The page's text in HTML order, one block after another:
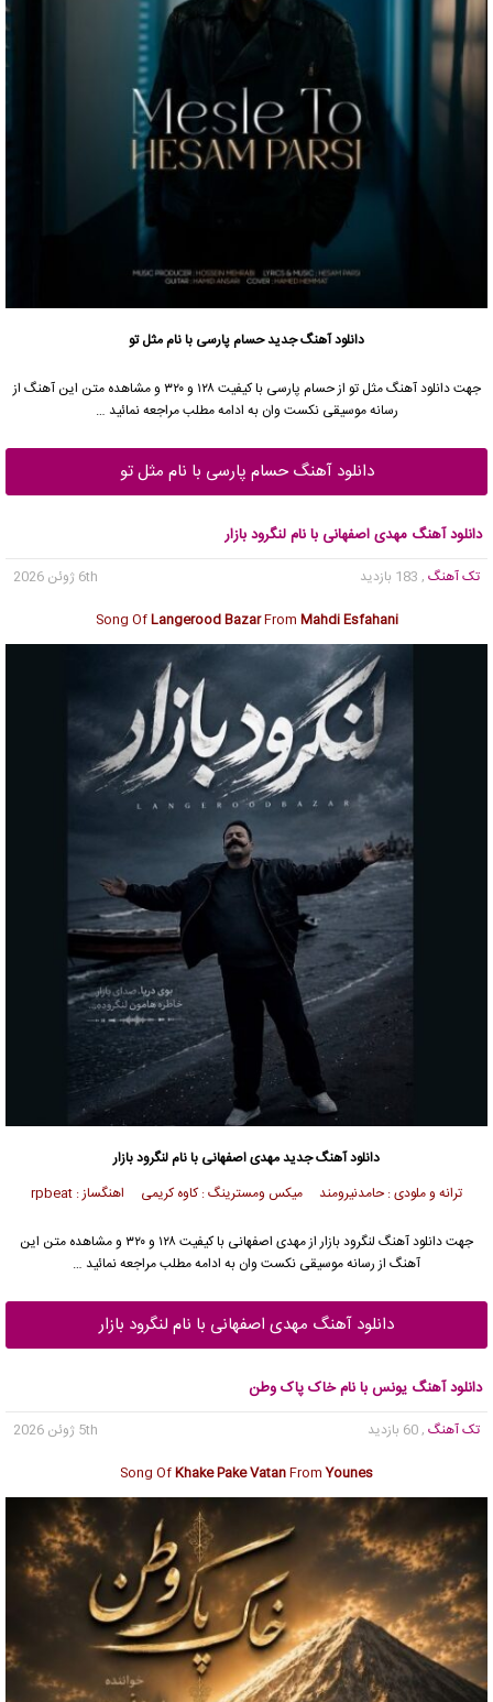
دانلود آهنگ جدیدحسام پارسی با نام مثل تو
جهت دانلود آهنگ مثل تو از حسام پارسی با کیفیت ۱۲۸ و ۳۲۰ و مشاهده متن این آهنگ از
رسانه موسیقی نکست وان به ادامه مطلب مراجعه نمائید …
دانلود آهنگ حسام پارسی با نام مثل تو
دانلود آهنگ مهدی اصفهانی با نام لنگرود بازار
تک آهنگ , 183 بازدید
6th ژوئن 2026
Song OfLangerood BazarFrom Mahdi Esfahani
دانلود آهنگ جدیدمهدی اصفهانی با نام لنگرود بازار
ترانه و ملودی : حامدنیرومند میکس ومسترینگ : کاوه کریمی اهنگساز : rpbeat
جهت دانلود آهنگ لنگرود بازار از مهدی اصفهانی با کیفیت ۱۲۸ و ۳۲۰ و مشاهده متن این
آهنگ از رسانه موسیقی نکست وان به ادامه مطلب مراجعه نمائید …
دانلود آهنگ مهدی اصفهانی با نام لنگرود بازار
دانلود آهنگ یونس با نام خاک پاک وطن
تک آهنگ , 60 بازدید
5th ژوئن 2026
Song OfKhake Pake VatanFromYounes